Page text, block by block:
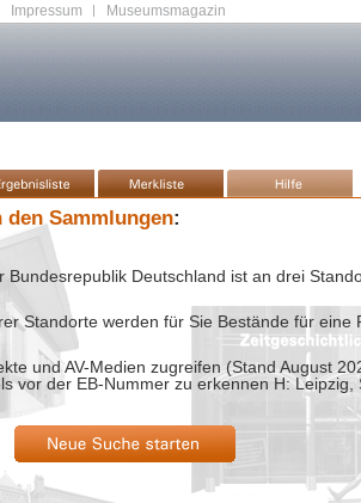
Impressum | Museumsmagazin
den Sammlungen:
Bundesrepublik Deutschland ist an drei
Standorte werden für Sie Bestände für eine
und AV-Medien zugreifen (Stand August
vor der EB-Nummer zu erkennen H: Leipzig,